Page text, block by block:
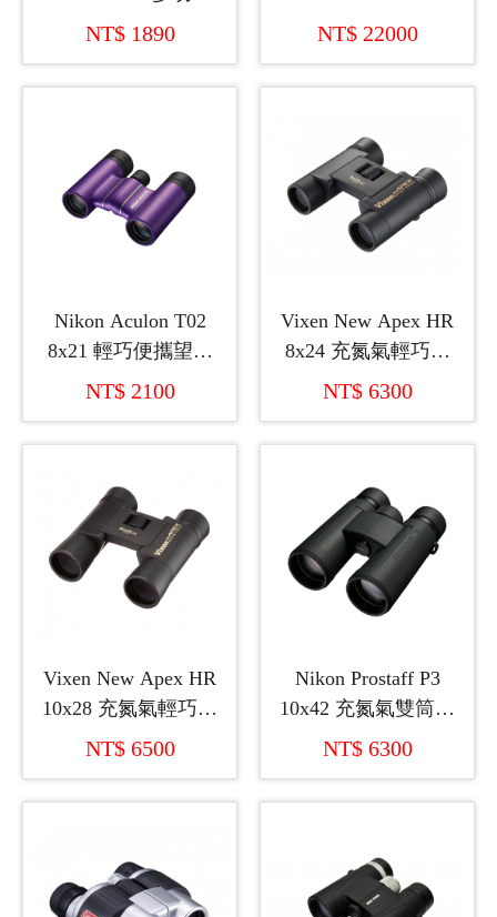
變倍單筒望遠鏡
NT$ 1890
防震雙筒望遠鏡
NT$ 22000
Nikon Aculon T02
8x21 輕巧便攜望遠
鏡
NT$ 2100
Vixen New Apex HR
8x24 充氮氣輕巧型
雙筒望遠鏡 (日本製
NT$ 6300
Vixen New Apex HR
10x28 充氮氣輕巧型
雙筒望遠鏡 (日本製
NT$ 6500
Nikon Prostaff P3
10x42 充氮氣雙筒望
遠鏡
NT$ 6300